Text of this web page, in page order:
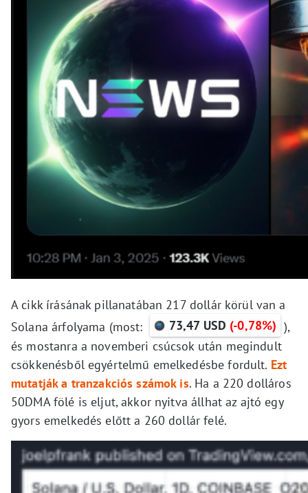
A cikk írásának pillanatában 217 dollár körül van a
Solana árfolyama (most:
73,47 USD (-0,78%) ),
és mostanra a novemberi csúcsok után megindult
csökkenésből egyértelmű emelkedésbe fordult. Ezt
mutatják a tranzakciós számok is. Ha a 220 dolláros
50DMA fölé is eljut, akkor nyitva állhat az ajtó egy
gyors emelkedés előtt a 260 dollár felé.